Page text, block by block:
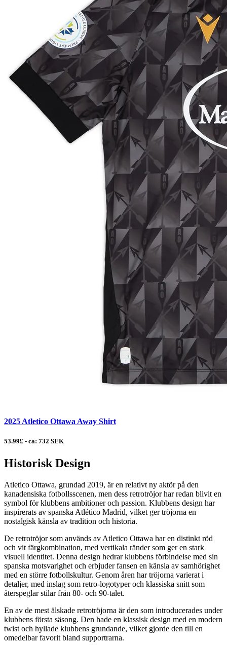
2025 Atletico Ottawa Away Shirt
53.99£ - ca: 732 SEK
Historisk Design
Atletico Ottawa, grundad 2019, är en relativt ny aktör på den
kanadensiska fotbollsscenen, men dess retrotröjor har redan blivit en
symbol för klubbens ambitioner och passion. Klubbens design har
inspirerats av spanska Atlético Madrid, vilket ger tröjorna en
nostalgisk känsla av tradition och historia.
De retrotröjor som används av Atletico Ottawa har en distinkt röd
och vit färgkombination, med vertikala ränder som ger en stark
visuell identitet. Denna design hedrar klubbens förbindelse med sin
spanska motsvarighet och erbjuder fansen en känsla av samhörighet
med en större fotbollskultur. Genom åren har tröjorna varierat i
detaljer, med inslag som retro-logotyper och klassiska snitt som
återspeglar stilar från 80- och 90-talet.
En av de mest älskade retrotröjorna är den som introducerades under
klubbens första säsong. Den hade en klassisk design med en modern
twist och hyllade klubbens grundande, vilket gjorde den till en
omedelbar favorit bland supportrarna.